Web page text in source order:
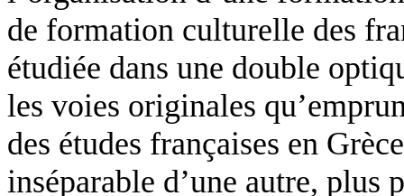
de formation culturelle des
étudiée dans une double
les voies originales
des études françaises en
inséparable d’une autre,